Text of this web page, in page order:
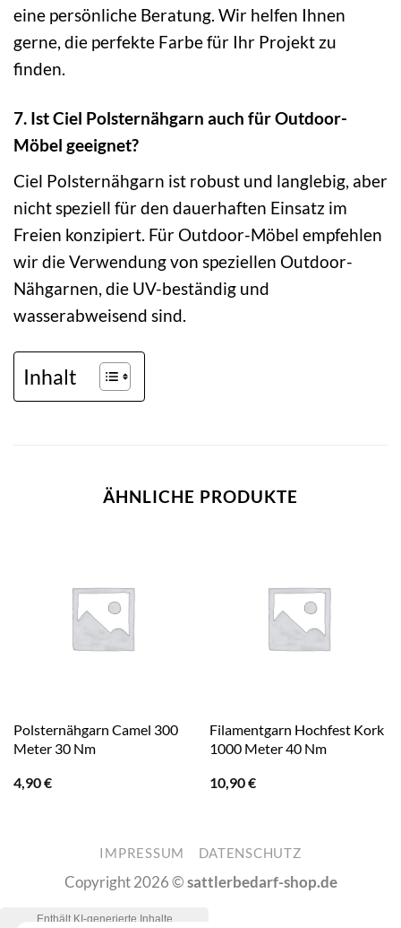
eine persönliche Beratung. Wir helfen Ihnen
gerne, die perfekte Farbe für Ihr Projekt zu
finden.
7. Ist Ciel Polsternähgarn auch für Outdoor-
Möbel geeignet?
Ciel Polsternähgarn ist robust und langlebig, aber
nicht speziell für den dauerhaften Einsatz im
Freien konzipiert. Für Outdoor-Möbel empfehlen
wir die Verwendung von speziellen Outdoor-
Nähgarnen, die UV-beständig und
wasserabweisend sind.
Inhalt
ÄHNLICHE PRODUKTE
Polsternähgarn Camel 300
Meter 30 Nm
4,90€
Filamentgarn Hochfest Kork
1000 Meter 40 Nm
10,90€
IMPRESSUM DATENSCHUTZ
Copyright 2026 ©sattlerbedarf-shop.de